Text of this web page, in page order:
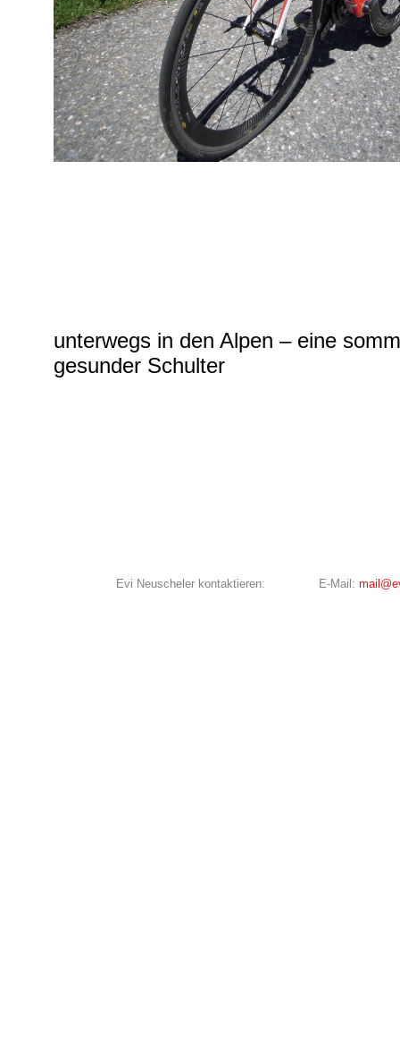
unterwegs in den Alpen – eine
gesunder Schulter
Evi Neuscheler kontaktieren: E-Mail: